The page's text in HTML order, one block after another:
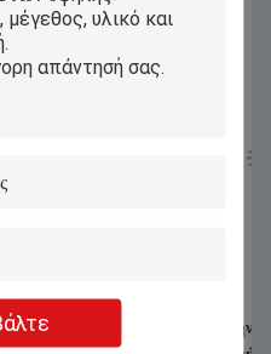
Αριθμός